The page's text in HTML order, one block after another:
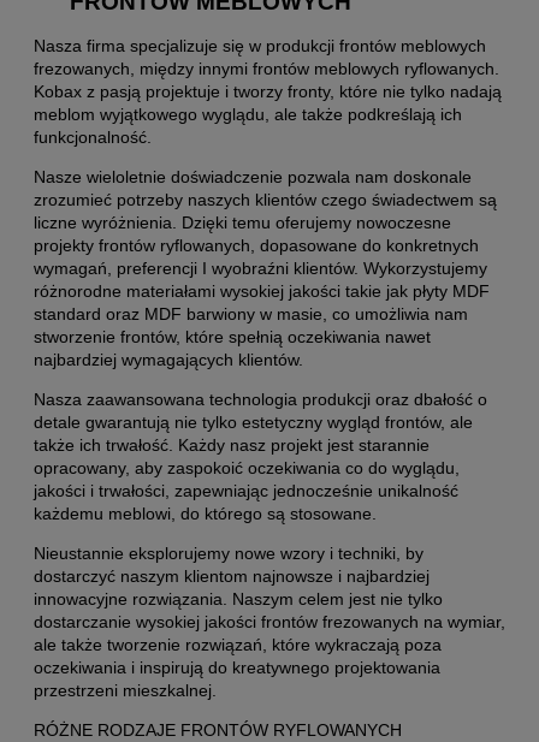
Nasza firma specjalizuje się w produkcji frontów meblowych
frezowanych, między innymi frontów meblowych ryflowanych.
Kobax z pasją projektuje i tworzy fronty, które nie tylko nadają
meblom wyjątkowego wyglądu, ale także podkreślają ich
funkcjonalność.
Nasze wieloletnie doświadczenie pozwala nam doskonale
zrozumieć potrzeby naszych klientów czego świadectwem są
liczne wyróżnienia. Dzięki temu oferujemy nowoczesne
projekty frontów ryflowanych, dopasowane do konkretnych
wymagań, preferencji I wyobraźni klientów. Wykorzystujemy
różnorodne materiałami wysokiej jakości takie jak płyty MDF
standard oraz MDF barwiony w masie, co umożliwia nam
stworzenie frontów, które spełnią oczekiwania nawet
najbardziej wymagających klientów.
Nasza zaawansowana technologia produkcji oraz dbałość o
detale gwarantują nie tylko estetyczny wygląd frontów, ale
także ich trwałość. Każdy nasz projekt jest starannie
opracowany, aby zaspokoić oczekiwania co do wyglądu,
jakości i trwałości, zapewniając jednocześnie unikalność
każdemu meblowi, do którego są stosowane.
Nieustannie eksplorujemy nowe wzory i techniki, by
dostarczyć naszym klientom najnowsze i najbardziej
innowacyjne rozwiązania. Naszym celem jest nie tylko
dostarczanie wysokiej jakości frontów frezowanych na wymiar,
ale także tworzenie rozwiązań, które wykraczają poza
oczekiwania i inspirują do kreatywnego projektowania
przestrzeni mieszkalnej.
RÓŻNE RODZAJE FRONTÓW RYFLOWANYCH